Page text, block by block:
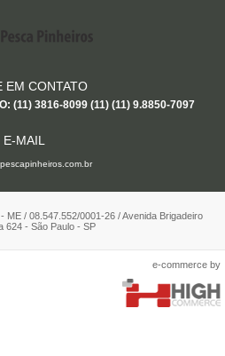
EM CONTATO
(11) 3816-8099 (11) (11) 9.8850-7097
E-MAIL
ME / 08.547.552/0001-26 / Avenida Brigadeiro
624 - São Paulo - SP
e-commerce by